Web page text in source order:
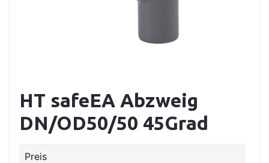
HT safeEA Abzweig
DN/OD50/50 45Grad
Preis